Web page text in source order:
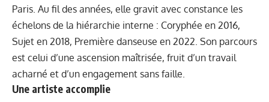
Paris. Au fil des années, elle gravit avec constance les
échelons de la hiérarchie interne : Coryphée en 2016,
Sujet en 2018, Première danseuse en 2022. Son parcours
est celui d’une ascension maîtrisée, fruit d’un travail
acharné et d’un engagement sans faille.
Une artiste accomplie